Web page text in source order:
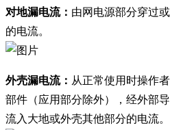
对地漏电流： 由网电源部分穿过
的电流。
外壳漏电流： 从正常使用时操作
部件（应用部分除外），经外部
流入大地或外壳其他部分的电流。